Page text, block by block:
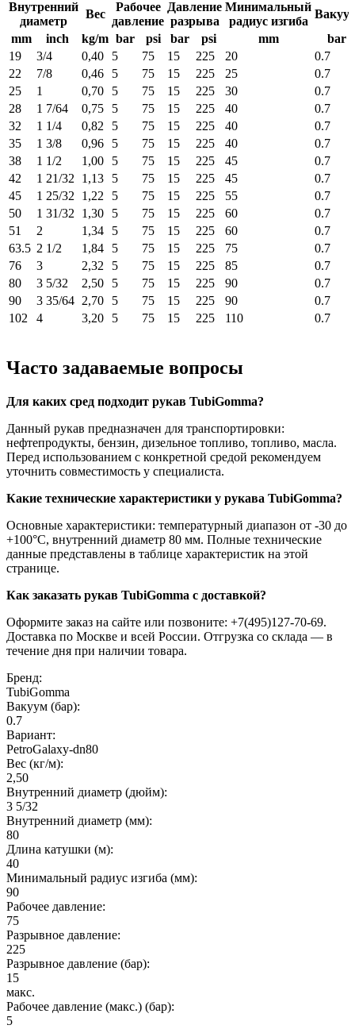
Внутренний
диаметр
Вес
Рабочее
давление
Давление
разрыва
Минимальный
радиус изгиба
mm
inch kg/m bar psi bar psi mm
bar
19
3/4 0,40 5 75 15 225 20
0.7
22
7/8 0,46 5 75 15 225 25
0.7
25
1 0,70 5 75 15 225 30
0.7
28
1 7/64 0,75 5 75 15 225 40
0.7
32
1 1/4 0,82 5 75 15 225 40
0.7
35
1 3/8 0,96 5 75 15 225 40
0.7
38
1 1/2 1,00 5 75 15 225 45
0.7
42
1 21/32 1,13 5 75 15 225 45
0.7
45
1 25/32 1,22 5 75 15 225 55
0.7
50
1 31/32 1,30 5 75 15 225 60
0.7
51
2 1,34 5 75 15 225 60
0.7
63.5 2 1/2 1,84 5 75 15 225 75
0.7
76
3 2,32 5 75 15 225 85
0.7
80
3 5/32 2,50 5 75 15 225 90
0.7
90
3 35/64 2,70 5 75 15 225 90
0.7
102
4 3,20 5 75 15 225 110 0.7
Часто задаваемые вопросы
Для каких сред подходит рукав TubiGomma?
Данный рукав предназначен для транспортировки:
нефтепродукты, бензин, дизельное топливо, топливо, масла.
Перед использованием с конкретной средой рекомендуем
уточнить совместимость у специалиста.
Какие технические характеристики у рукава TubiGomma?
Основные характеристики: температурный диапазон от -30 до
+100°C, внутренний диаметр 80 мм. Полные технические
данные представлены в таблице характеристик на этой
странице.
Как заказать рукав TubiGomma с доставкой?
Оформите заказ на сайте или позвоните: +7(495)127-70-69.
Доставка по Москве и всей России. Отгрузка со склада — в
течение дня при наличии товара.
Бренд:
TubiGomma
Вакуум (бар):
0.7
Вариант:
PetroGalaxy-dn80
Вес (кг/м):
2,50
Внутренний диаметр (дюйм):
3 5/32
Внутренний диаметр (мм):
80
Длина катушки (м):
40
Минимальный радиус изгиба (мм):
90
Рабочее давление:
75
Разрывное давление:
225
Разрывное давление (бар):
15
макс.
Рабочее давление (макс.) (бар):
5